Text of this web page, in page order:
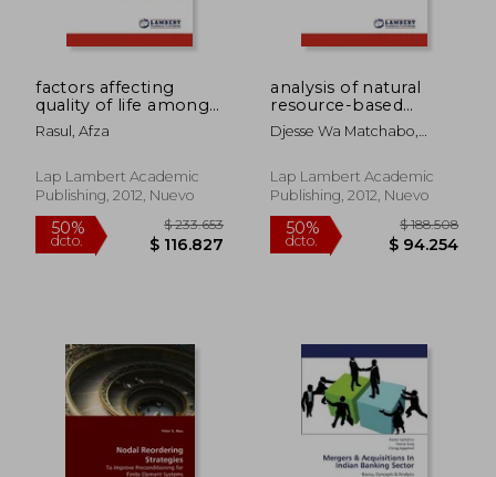
50%
dcto. $ 106.134
50%
dcto.
factors affecting
quality of life among
breast cancer
survivors (en Inglés)
Rasul, Afza
Lap Lambert Academic
Publishing, 2012, Nuevo
analysis of natural
resource-based
conflicts in protected
areas (en Inglés)
Djesse Wa Matchabo,
Lap Lambert Academic
Publishing, 2012, Nuevo